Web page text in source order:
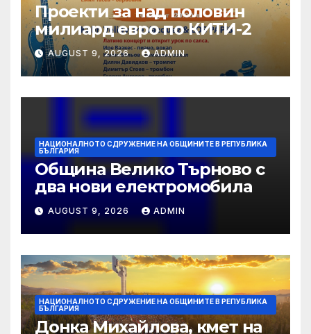
Проекти за над половин
милиард евро по КИТИ-2
AUGUST 9, 2026 ADMIN
НАЦИОНАЛНОТО СДРУЖЕНИЕ НА ОБЩИНИТЕ В РЕПУБЛИКА
БЪЛГАРИЯ
Община Велико Търново с
два нови електромобила
AUGUST 9, 2026 ADMIN
НАЦИОНАЛНОТО СДРУЖЕНИЕ НА ОБЩИНИТЕ В РЕПУБЛИКА
БЪЛГАРИЯ
Донка Михайлова, кмет на